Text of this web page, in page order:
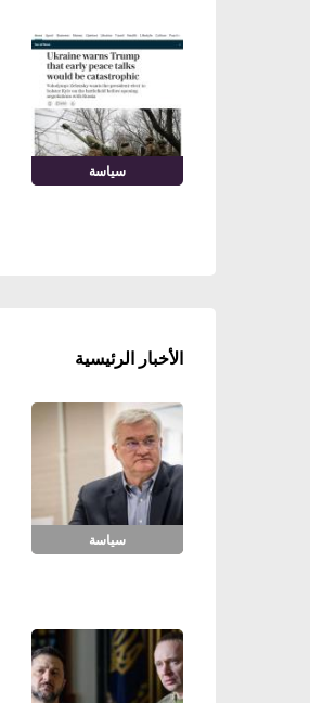
سياسة
الأخبار الرئيسية
سياسة